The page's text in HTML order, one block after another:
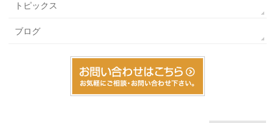
トピックス
ブログ